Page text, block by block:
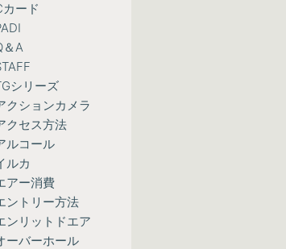
カード
＆A
シリーズ
クションカメラ
クセス方法
ルコール
ルカ
アー消費
ントリー方法
ンリットドエア
ーバーホール